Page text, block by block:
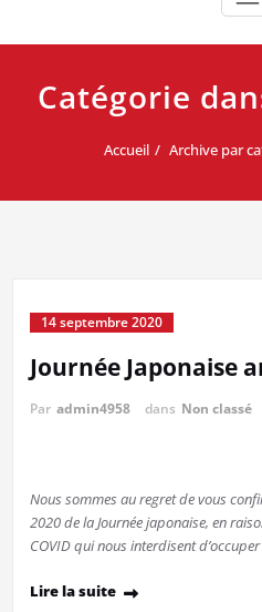
Catégorie
Accueil Archive par
14 septembre 2020
Journée Japonaise
Par admin4958 dans Non classé
Nous sommes au regret de vous
2020 de la Journée japonaise, en
COVID qui nous interdisent d’occuper
Lire la suite